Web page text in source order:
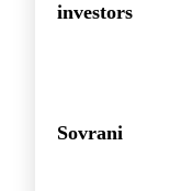
investors
Sovrani